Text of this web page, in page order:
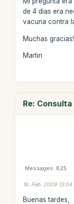
de 4 dias era
vacuna contra
Muchas gracias!
Martin
Re: Consulta
Messages: 825
16. Feb. 2009 13:04
Buenas tardes,